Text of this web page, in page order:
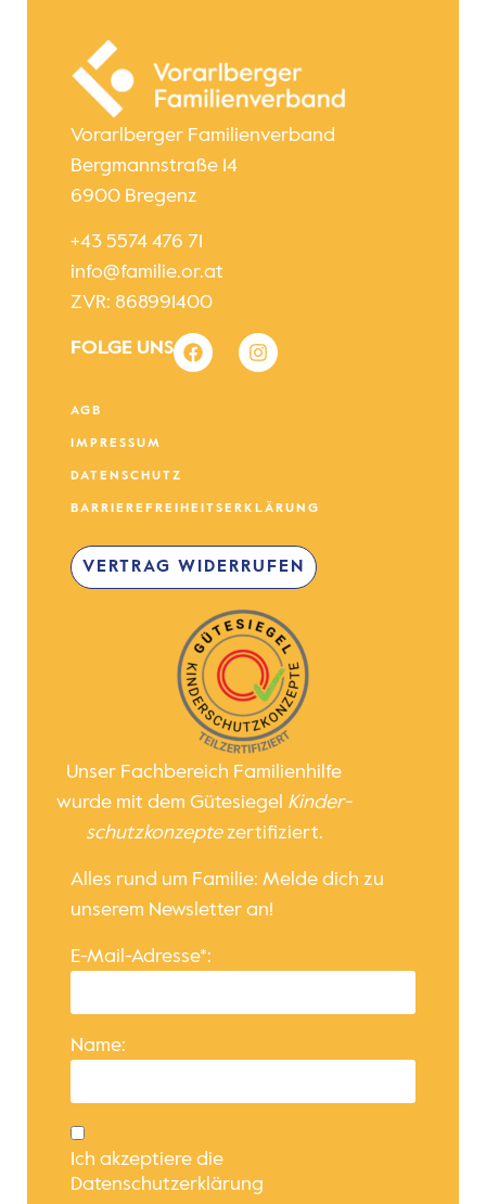
Vorarlberger Familienverband
Bergmannstraße 14
6900 Bregenz
+43 5574 476 71
info@familie.or.at
ZVR: 868991400
FOLGE UNS
AGB
IMPRESSUM
DATENSCHUTZ
BARRIEREFREIHEITSERKLÄRUNG
VERTRAG WIDERRUFEN
Unser Fachbereich Familienhilfe
wurde mit dem Gütesiegel Kinder­
schutz­konzeptezertifiziert.
Alles rund um Familie: Melde dich zu
unserem Newsletter an!
E-Mail-Adresse*:
Name:
Ich akzeptiere die
Datenschutzerklärung